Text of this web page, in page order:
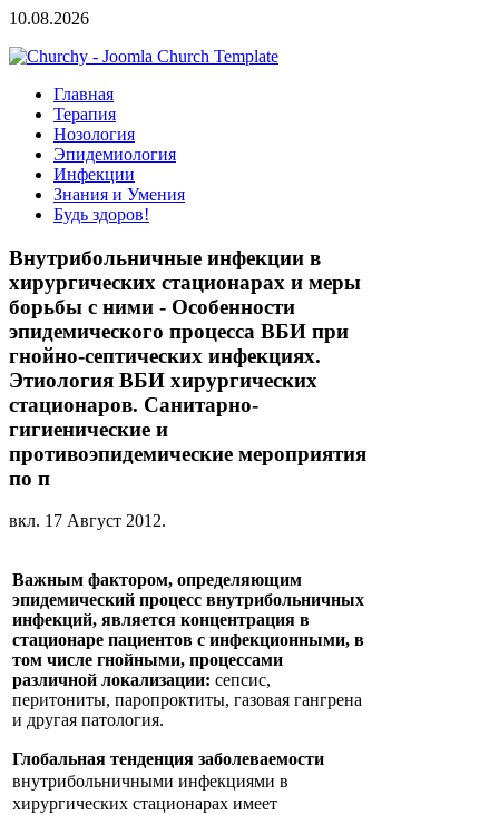
10.08.2026
Главная
Терапия
Нозология
Эпидемиология
Инфекции
Знания и Умения
Будь здоров!
Внутрибольничные инфекции в
хирургических стационарах и меры
борьбы с ними - Особенности
эпидемического процесса ВБИ при
гнойно-септических инфекциях.
Этиология ВБИ хирургических
стационаров. Санитарно-
гигиенические и
противоэпидемические мероприятия
по п
вкл. 17 Август 2012.
Важным фактором, определяющим
эпидемический процесс внутрибольничных
инфекций, является концентрация в
стационаре пациентов с инфекционными, в
том числе гнойными, процессами
различной локализации: сепсис,
перитониты, паропроктиты, газовая гангрена
и другая патология.
Глобальная тенденция заболеваемости
внутрибольничными инфекциями в
хирургических стационарах имеет